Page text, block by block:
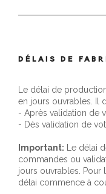
DÉLAIS DE
Le délai de
en jours ouvrables. Il
- Après validation de
- Dès validation de
Important: Le délai
commandes ou
jours ouvrables. Pour
délai commence à